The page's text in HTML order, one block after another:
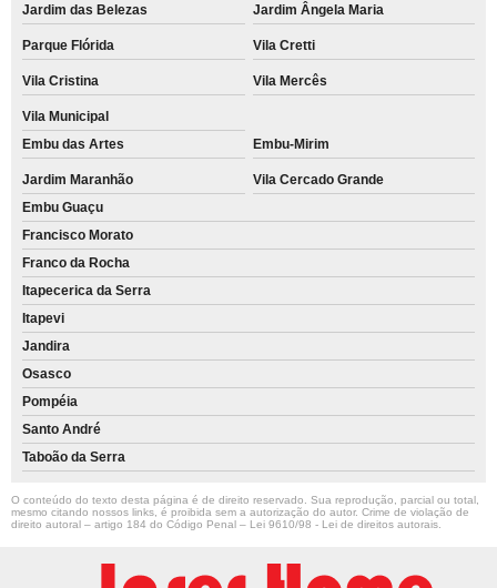
Jardim das Belezas Jardim Ângela Maria
Parque Flórida Vila Cretti
Vila Cristina Vila Mercês
Vila Municipal
Embu das Artes
Embu-Mirim
Jardim Maranhão
Vila Cercado Grande
Embu Guaçu
Francisco Morato
Franco da Rocha
Itapecerica da Serra
Itapevi
Jandira
Osasco
Pompéia
Santo André
Taboão da Serra
O conteúdo do texto desta página é de direito reservado. Sua reprodução, parcial ou total,
mesmo citando nossos links, é proibida sem a autorização do autor. Crime de violação de
direito autoral – artigo 184 do Código Penal – Lei 9610/98 - Lei de direitos autorais